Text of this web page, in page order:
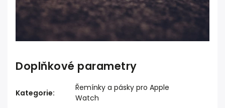
Doplňkové parametry
Kategorie:
Řemínky a pásky pro Apple
Watch